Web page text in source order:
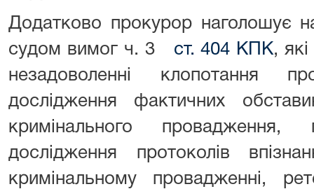
Додатково прокурор наголошує
судом вимог ч. 3 ст. 404 КПК,
незадоволенні клопотання
дослідження фактичних
кримінального
дослідження протоколів
кримінальному провадженні,